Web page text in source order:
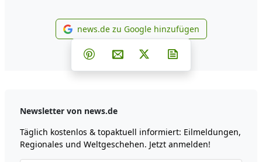
news.de zu Google
news.de zu Google hinzufügen
Teilen auf Facebook
Teilen auf Whatsapp
Teilen auf Telegram
Teilen auf Pinterest
Per E-Mail teilen
Post auf X
Newsletter von news.de
Täglich kostenlos & topaktuell informiert: Eilmeldungen,
Regionales und Weltgeschehen. Jetzt anmelden!